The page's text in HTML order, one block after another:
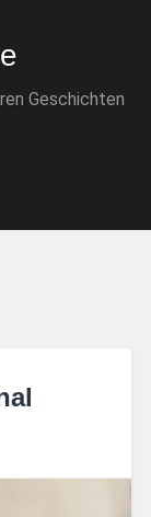
Geschichten